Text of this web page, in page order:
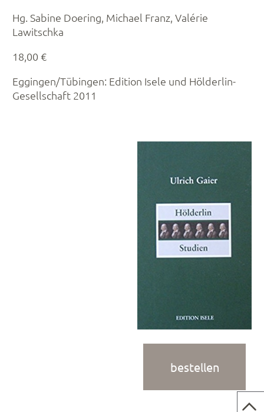
Hg. Sabine Doering, Michael Franz, Valérie
Lawitschka
18,00 €
Eggingen/Tübingen: Edition Isele und Hölderlin-
Gesellschaft 2011
bestellen